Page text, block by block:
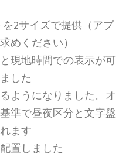
2サイズで提供（アプ
めください）
現地時間での表示が可
した
ようになりました。オ
準で昼夜区分と文字盤
ます
置しました